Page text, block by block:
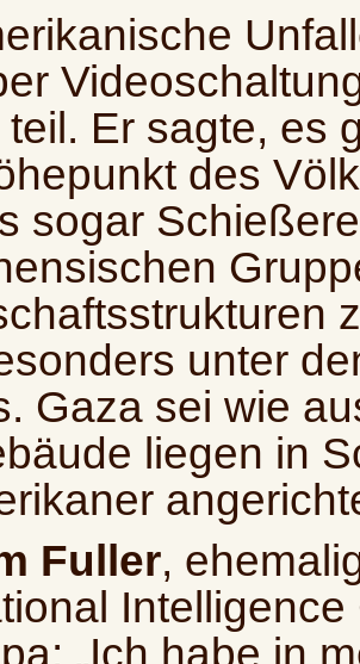
Er sagte, es
des
sogar
unter
Gaza sei wie
liegen in
Fuller,
„Ich habe in